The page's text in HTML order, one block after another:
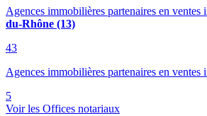
Agences immobilières partenaires en ventes
du-Rhône (13)
43
Agences immobilières partenaires en ventes
5
Voir les Offices notariaux